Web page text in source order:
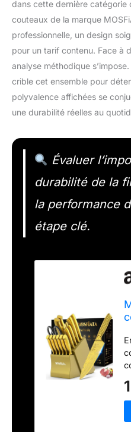
dans cette dernière catégorie
couteaux de la marque
professionnelle, un design
pour un tarif contenu. Face à
analyse méthodique
crible cet ensemble pour
polyvalence affichées se
une durabilité réelles au
Évaluer
durabilité de la
la performance
étape clé.